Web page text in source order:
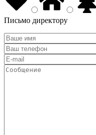
Письмо директору